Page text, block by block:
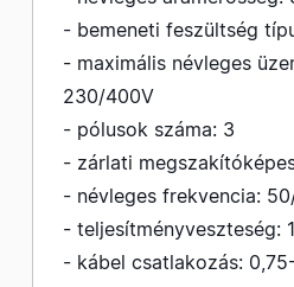
- bemeneti feszültség
- maximális névleges
230/400V
- pólusok száma: 3
- zárlati
- névleges frekvencia:
- teljesítményveszteség:
- kábel csatlakozás: